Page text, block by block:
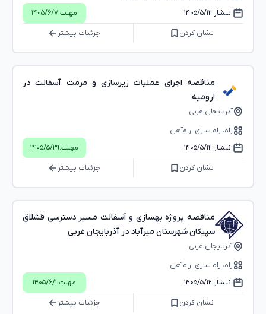
انتشار:۱۴۰۵/۵/۱۲ مهلت:۱۴۰۵/۶/۷
نشان کردن جزئیات بیشتر
مناقصه اجرای عملیات زیرسازی و مرمت آسفالت در
ارومیه
آذربایجان غربی
راه، راه‌ سازی، راه‌آهن
انتشار:۱۴۰۵/۵/۱۲ مهلت:۱۴۰۵/۵/۲۹
نشان کردن جزئیات بیشتر
مناقصه پروژه بهسازی و آسفالت مسیر دسترسی قشلاق
سپیکان شهرستان میرآباد در آذربایجان غربی
آذربایجان غربی
راه، راه‌ سازی، راه‌آهن
انتشار:۱۴۰۵/۵/۱۲ مهلت:۱۴۰۵/۶/۱
نشان کردن جزئیات بیشتر